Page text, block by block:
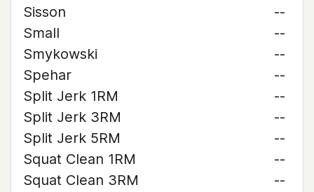
Sisson
--
Small
--
Smykowski
--
Spehar
--
Split Jerk 1RM
--
Split Jerk 3RM
--
Split Jerk 5RM
--
Squat Clean 1RM
--
Squat Clean 3RM
--